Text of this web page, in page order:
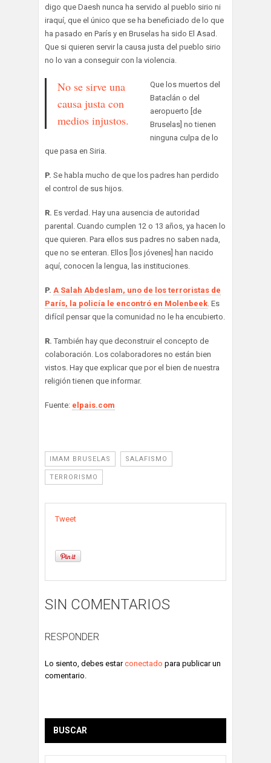
digo que Daesh nunca ha servido al pueblo sirio ni
iraquí, que el único que se ha beneficiado de lo que
ha pasado en París y en Bruselas ha sido El Asad.
Que si quieren servir la causa justa del pueblo sirio
no lo van a conseguir con la violencia.
No se sirve una
causa justa con
medios injustos.
Que los muertos del
Bataclán o del
aeropuerto [de
Bruselas] no tienen
ninguna culpa de lo
que pasa en Siria.
P. Se habla mucho de que los padres han perdido
el control de sus hijos.
R. Es verdad. Hay una ausencia de autoridad
parental. Cuando cumplen 12 o 13 años, ya hacen lo
que quieren. Para ellos sus padres no saben nada,
que no se enteran. Ellos [los jóvenes] han nacido
aquí, conocen la lengua, las instituciones.
P. A Salah Abdeslam, uno de los terroristas de
París, la policía le encontró en Molenbeek . Es
difícil pensar que la comunidad no le ha encubierto.
R. También hay que deconstruir el concepto de
colaboración. Los colaboradores no están bien
vistos. Hay que explicar que por el bien de nuestra
religión tienen que informar.
Fuente: elpais.com
IMAM BRUSELAS SALAFISMO
TERRORISMO
Tweet
SIN COMENTARIOS
RESPONDER
Lo siento, debes estarconectado para publicar un
comentario.
BUSCAR